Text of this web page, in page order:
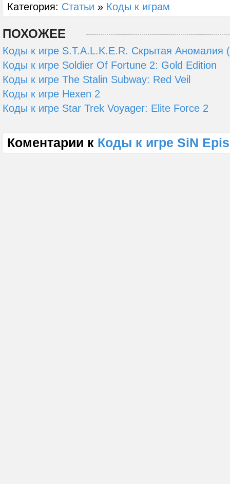
Категория: Статьи » Коды к играм
ПОХОЖЕЕ
Коды к игре S.T.A.L.K.E.R. Скрытая Аномалия
Коды к игре Soldier Of Fortune 2: Gold Edition
Коды к игре The Stalin Subway: Red Veil
Коды к игре Hexen 2
Коды к игре Star Trek Voyager: Elite Force 2
Коментарии к Коды к игре SiN